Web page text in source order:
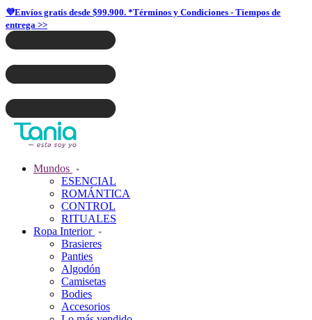
💜Envíos gratis desde $99.900. *Términos y Condiciones - Tiempos de
entrega >>
Mundos
ESENCIAL
ROMÁNTICA
CONTROL
RITUALES
Ropa Interior
Brasieres
Panties
Algodón
Camisetas
Bodies
Accesorios